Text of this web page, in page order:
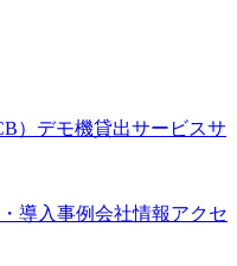
） デモ機貸出サービスサ
導入事例会社情報アクセ